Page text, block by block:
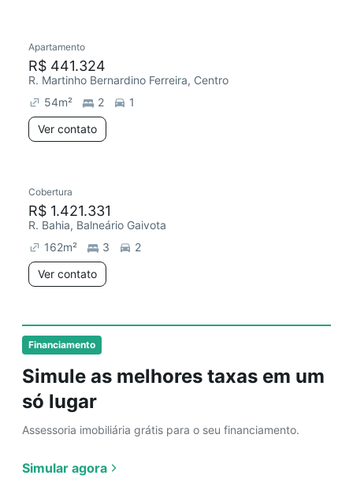
Financiamento
Simule as melhores taxas em um
só lugar
Assessoria imobiliária grátis para o seu financiamento.
Simular agora
Chegou este mês
Apartamento
R$ 441.324
R. Martinho Bernardino Ferreira, Centro
54m² 2
1
Ver contato
Cobertura
R$ 1.421.331
R. Bahia, Balneário Gaivota
162m² 3
2
Ver contato